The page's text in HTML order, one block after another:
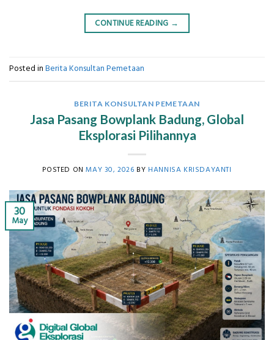
CONTINUE READING →
Posted in Berita Konsultan Pemetaan
BERITA KONSULTAN PEMETAAN
Jasa Pasang Bowplank Badung, Global
Eksplorasi Pilihannya
POSTED ONMAY 30, 2026 BY HANNISA KRISDAYANTI
30
May